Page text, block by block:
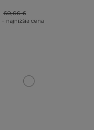
60,00 €
– najnižšia cena